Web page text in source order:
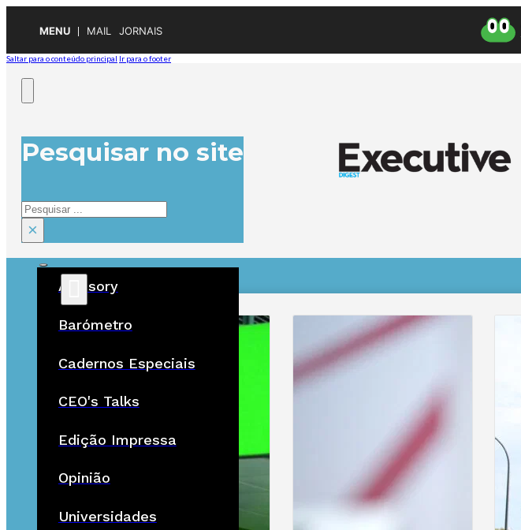
MENU MAIL JORNAIS
Saltar para o conteúdo principal Ir para o footer
Pesquisar no site
Pesquisar
×
Advisory
Barómetro
Cadernos Especiais
CEO's Talks
Edição Impressa
Opinião
Universidades
ÚLTIMAS